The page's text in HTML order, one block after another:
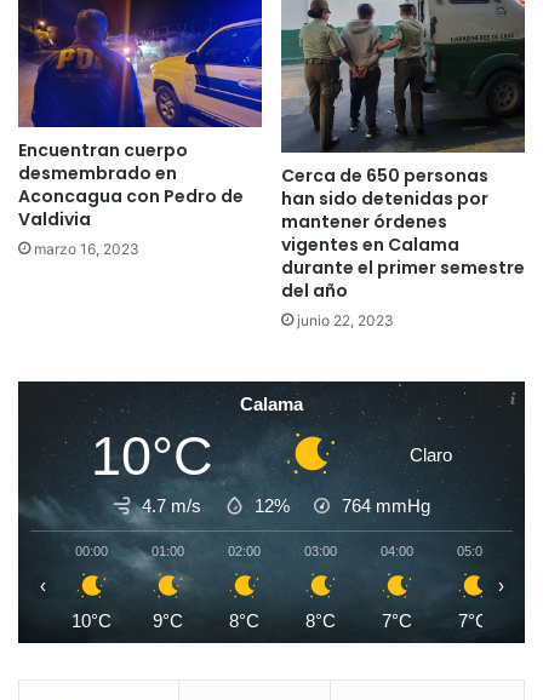
Encuentran cuerpo
desmembrado en
Aconcagua con Pedro de
Valdivia
marzo 16, 2023
Cerca de 650 personas
han sido detenidas por
mantener órdenes
vigentes en Calama
durante el primer semestre
del año
junio 22, 2023
Calama
10°C Claro
4.7 m/s 12% 764 mmHg
00:00
10°C
01:00
9°C
02:00
8°C
03:00
8°C
04:00
7°C
05:00
7°C
‹ ›